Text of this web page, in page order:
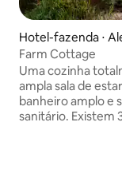
Hotel-fazenda ⋅
Farm Cottage
Uma cozinha
ampla sala de
banheiro amplo e
sanitário. Existem